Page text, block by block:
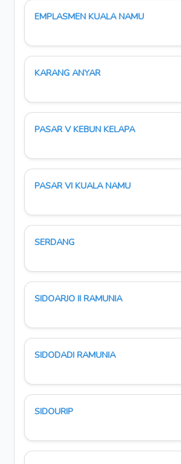
EMPLASMEN KUALA NAMU
KARANG ANYAR
PASAR V KEBUN KELAPA
PASAR VI KUALA NAMU
SERDANG
SIDOARJO II RAMUNIA
SIDODADI RAMUNIA
SIDOURIP